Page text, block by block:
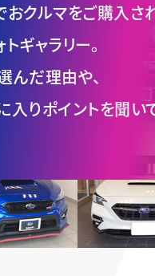
おクルマをご購入さ
ギャラリー。
んだ理由や、
りポイントを聞い